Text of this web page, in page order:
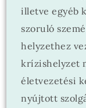
illetve egyéb
szoruló
helyzethez
krízishelyzet
életvezetési
nyújtott